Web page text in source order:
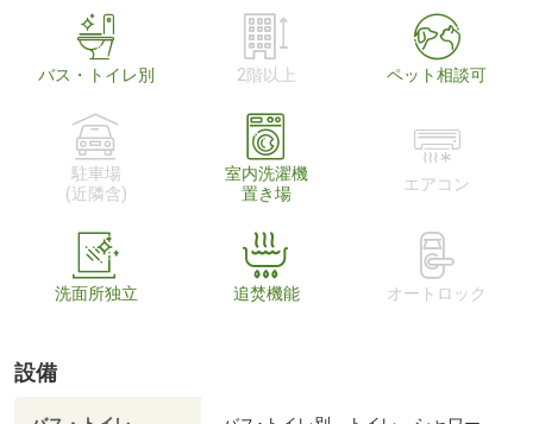
バス・トイレ別 2階以上 ペット相談可
駐車場
(近隣含)
室内洗濯機
置き場
エアコン
洗面所独立 追焚機能 オートロック
設備